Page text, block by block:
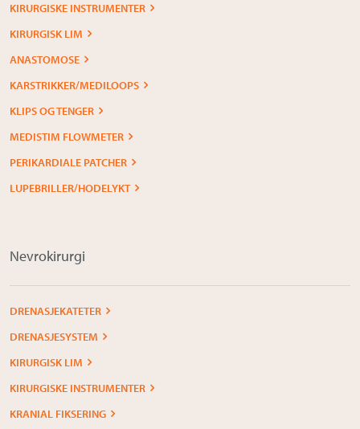
KIRURGISKE INSTRUMENTER
KIRURGISK LIM
ANASTOMOSE
KARSTRIKKER/MEDILOOPS
KLIPS OG TENGER
MEDISTIM FLOWMETER
PERIKARDIALE PATCHER
LUPEBRILLER/HODELYKT
Nevrokirurgi
DRENASJEKATETER
DRENASJESYSTEM
KIRURGISK LIM
KIRURGISKE INSTRUMENTER
KRANIAL FIKSERING